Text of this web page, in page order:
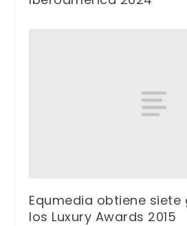
Equmedia obtiene siete
los Luxury Awards 2015